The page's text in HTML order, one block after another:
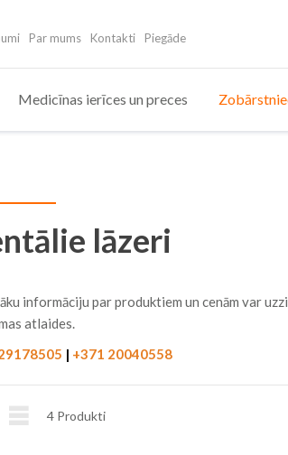
Par mums Kontakti Piegāde
Medicīnas ierīces un preces
lāzeri
informāciju par produktiem un cenām var
atlaides.
| +371 20040558
Saraksts
4 Produkti